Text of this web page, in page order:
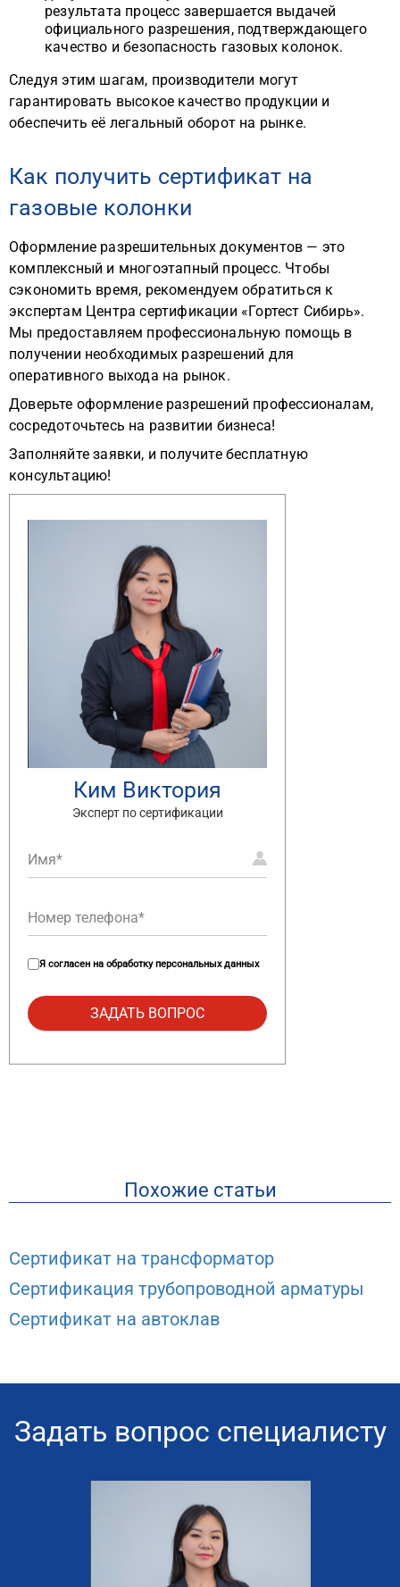
результата процесс завершается выдачей
официального разрешения, подтверждающего
качество и безопасность газовых колонок.
Следуя этим шагам, производители могут
гарантировать высокое качество продукции и
обеспечить её легальный оборот на рынке.
Как получить сертификат на
газовые колонки
Оформление разрешительных документов — это
комплексный и многоэтапный процесс. Чтобы
сэкономить время, рекомендуем обратиться к
экспертам Центра сертификации «Гортест Сибирь».
Мы предоставляем профессиональную помощь в
получении необходимых разрешений для
оперативного выхода на рынок.
Доверьте оформление разрешений профессионалам,
сосредоточьтесь на развитии бизнеса!
Заполняйте заявки, и получите бесплатную
консультацию!
Ким Виктория
Эксперт по сертификации
Я согласен на обработку персональных данных
Похожие статьи
Сертификат на трансформатор
Сертификация трубопроводной арматуры
Сертификат на автоклав
Задать вопрос специалисту